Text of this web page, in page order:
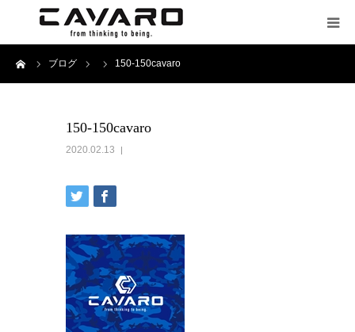
ブログ 150-150cavaro
150-150cavaro
2020.02.13
HOME
アクセス
お問い合わせ